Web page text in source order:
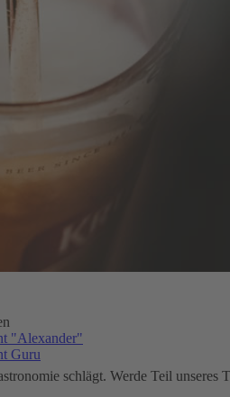
schlägt. Werde Teil unseres
"Alexander"
Guru